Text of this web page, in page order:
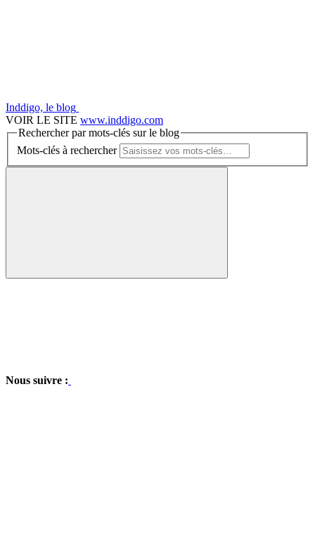
Inddigo, le blog
VOIR LE SITE www.inddigo.com
Rechercher par mots-clés sur le blog
Mots-clés à rechercher
Nous suivre :